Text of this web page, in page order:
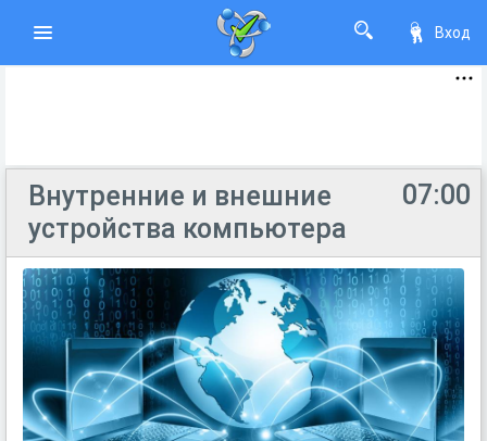
Вход
07:00
Внутренние и внешние
устройства компьютера